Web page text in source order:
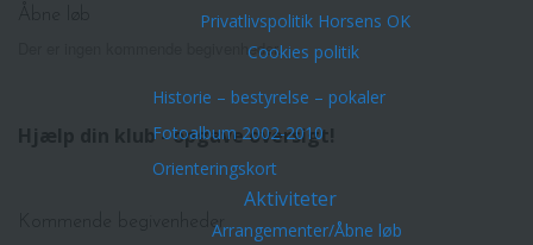
Privatlivspolitik Horsens OK
Cookies politik
Historie – bestyrelse – pokaler
Fotoalbum 2002-2010
Orienteringskort
Aktiviteter
Arrangementer/Åbne løb
Der er ingen kommende begivenheder.
Hjælp din klub - opgave oversigt!
Kommende begivenheder